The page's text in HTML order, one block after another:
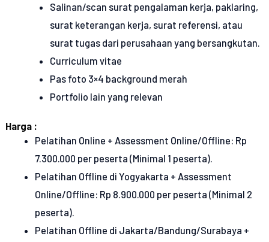
Salinan/scan surat pengalaman kerja, paklaring,
surat keterangan kerja, surat referensi, atau
surat tugas dari perusahaan yang bersangkutan.
Curriculum vitae
Pas foto 3×4 background merah
Portfolio lain yang relevan
Harga :
Pelatihan Online + Assessment Online/Offline: Rp
7.300.000 per peserta (Minimal 1 peserta).
Pelatihan Offline di Yogyakarta + Assessment
Online/Offline: Rp 8.900.000 per peserta (Minimal 2
peserta).
Pelatihan Offline di Jakarta/Bandung/Surabaya +